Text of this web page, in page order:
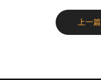
上一篇